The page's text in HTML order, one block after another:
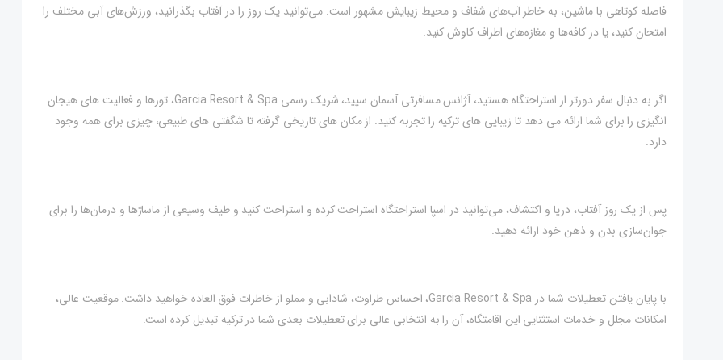
فاصله کوتاهی با ماشین، به خاطر آب‌های شفاف و محیط زیبایش مشهور است. می‌توانید یک روز را در آفتاب بگذرانید، ورزش‌های آبی مختلف را
امتحان کنید، یا در کافه‌ها و مغازه‌های اطراف کاوش کنید.
اگر به دنبال سفر دورتر از استراحتگاه هستید، آژانس مسافرتی آسمان سپید، شریک رسمی Garcia Resort & Spa، تورها و فعالیت های هیجان
انگیزی را برای شما ارائه می دهد تا زیبایی های ترکیه را تجربه کنید. از مکان های تاریخی گرفته تا شگفتی های طبیعی، چیزی برای همه وجود
دارد.
پس از یک روز آفتاب، دریا و اکتشاف، می‌توانید در اسپا استراحتگاه استراحت کرده و استراحت کنید و طیف وسیعی از ماساژها و درمان‌ها را برای
جوان‌سازی بدن و ذهن خود ارائه دهید.
با پایان یافتن تعطیلات شما در Garcia Resort & Spa، احساس طراوت، شادابی و مملو از خاطرات فوق العاده خواهید داشت. موقعیت عالی،
امکانات مجلل و خدمات استثنایی این اقامتگاه، آن را به انتخابی عالی برای تعطیلات بعدی شما در ترکیه تبدیل کرده است.